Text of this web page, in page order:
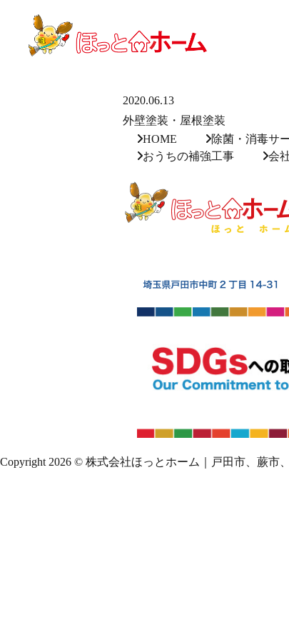
2020.06.13
外壁塗装・屋根塗装
HOME
除菌・消毒サ
おうちの補強工事
会
Copyright 2026 © 株式会社ほっとホーム｜戸田市、蕨市